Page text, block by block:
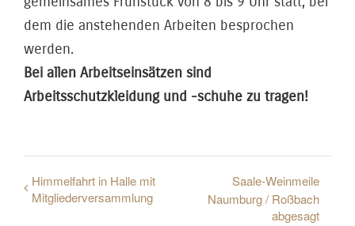
dem die anstehenden Arbeiten besprochen
werden.
Bei allen Arbeitseinsätzen sind
Arbeitsschutzkleidung und -schuhe zu tragen!
Himmelfahrt in Halle mit
Mitgliederversammlung
Saale-Weinmeile
Naumburg / Roßbach
abgesagt